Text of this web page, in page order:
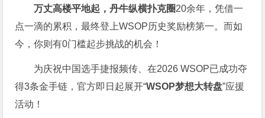
万丈高楼平地起，丹牛纵横扑克圈20余年，凭借一
点一滴的累积，最终登上WSOP历史奖励榜第一。而如
今，你则有0门槛起步挑战的机会！
为庆祝中国选手捷报频传、在2026 WSOP已成功夺
得3条金手链，官方即日起展开“WSOP梦想大转盘”应援
活动！